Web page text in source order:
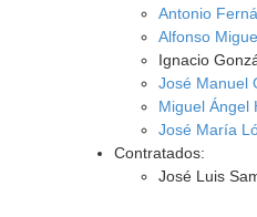
Antonio
Alfonso
Ignacio
José Manuel
Miguel Ángel
José María
Contratados:
José Luis